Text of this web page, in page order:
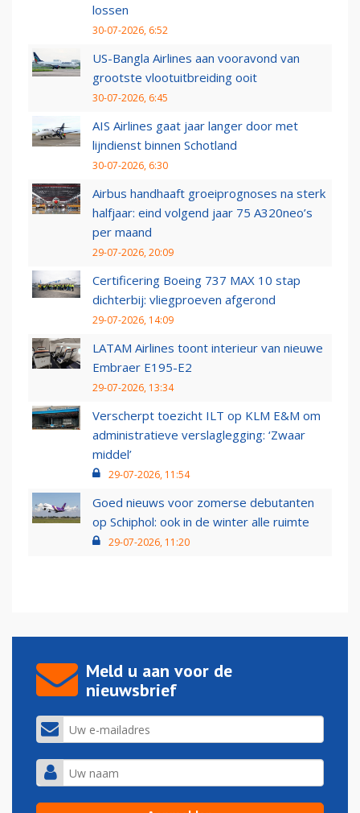
lossen
30-07-2026, 6:52
US-Bangla Airlines aan vooravond van
grootste vlootuitbreiding ooit
30-07-2026, 6:45
AIS Airlines gaat jaar langer door met
lijndienst binnen Schotland
30-07-2026, 6:30
Airbus handhaaft groeiprognoses na sterk
halfjaar: eind volgend jaar 75 A320neo’s
per maand
29-07-2026, 20:09
Certificering Boeing 737 MAX 10 stap
dichterbij: vliegproeven afgerond
29-07-2026, 14:09
LATAM Airlines toont interieur van nieuwe
Embraer E195-E2
29-07-2026, 13:34
Verscherpt toezicht ILT op KLM E&M om
administratieve verslaglegging: ‘Zwaar
middel’
29-07-2026, 11:54
Goed nieuws voor zomerse debutanten
op Schiphol: ook in de winter alle ruimte
29-07-2026, 11:20
Meld u aan voor de
nieuwsbrief